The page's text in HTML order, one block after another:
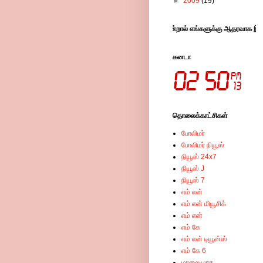
கிளிக் செய்து விட்டு சென்றால் எங்களுக்கு ஆதரவாக இருக்கும்
கனடா
தொலைக்காட்சிகள்
போலிமர்
போலிமர் நியூஸ்
நியூஸ் 24x7
நியூஸ் J
நியூஸ் 7
எம் என்
எம் என் மியூசிக்
எம் என்
எம் கே
எம் என் டியூன்ஸ்
எம் கே 6